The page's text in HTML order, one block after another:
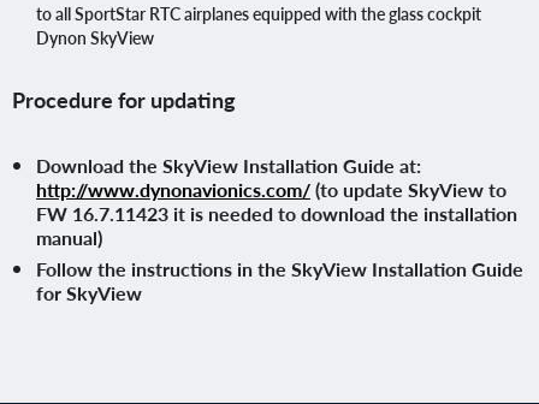
to all SportStar RTC airplanes equipped with the glass cockpit
Dynon SkyView
Procedure for updating
Download the SkyView Installation Guide at:
http://www.dynonavionics.com/(to update SkyView to
FW 16.7.11423 it is needed to download the installation
manual)
Follow the instructions in the SkyView Installation Guide
for SkyView